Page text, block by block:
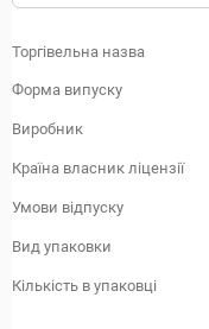
Торгівельна назва
Форма випуску
Виробник
Країна власник ліцензії
Умови відпуску
Вид упаковки
Кількість в упаковці